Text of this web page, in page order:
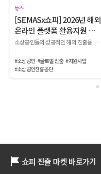
뉴스
[SEMASx쇼피] 2026년 해외
온라인 플랫폼 활용지원 사
업 참여 기업 모집
소상공인들의 성공적인 해외 진출을 위해 ▲광고 ▲기획전 ▲전문 컨설팅 ▲리뷰 체험단 ▲O2O 기획전 등 다양한 마케팅 지원 프로그램을 제공하는 사업 참여기업을 모집합니다.
#소상공인 #글로벌 진출 #지원사업
#소상공인진흥공단
쇼피 진출 마켓 바로가기